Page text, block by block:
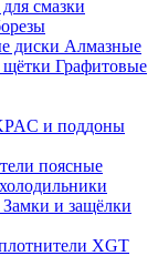
Алмазные
Графитовые
и поддоны
поясные
Замки и защёлки